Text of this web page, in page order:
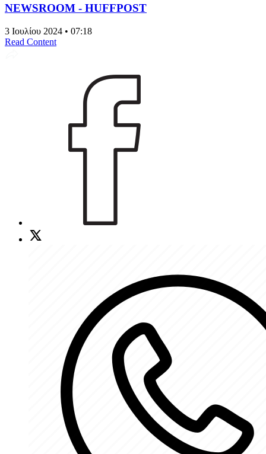
NEWSROOM - HUFFPOST
3 Ιουλίου 2024 • 07:18
Read Content